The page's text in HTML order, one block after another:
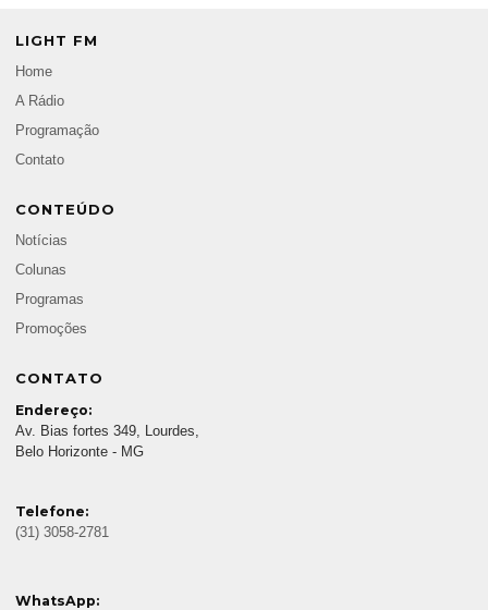
LIGHT FM
Home
A Rádio
Programação
Contato
CONTEÚDO
Notícias
Colunas
Programas
Promoções
CONTATO
Endereço:
Av. Bias fortes 349, Lourdes,
Belo Horizonte - MG
Telefone:
(31) 3058-2781
WhatsApp: